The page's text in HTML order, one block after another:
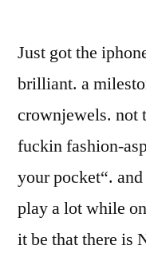
Just got the
brilliant. a
crownjewels. not
fuckin fashion-
your pocket“.
play a lot while
it be that there is